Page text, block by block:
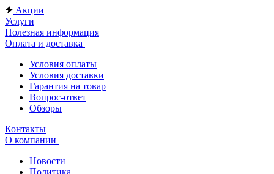
Акции
Услуги
Полезная информация
Оплата и доставка
Условия оплаты
Условия доставки
Гарантия на товар
Вопрос-ответ
Обзоры
Контакты
О компании
Новости
Политика